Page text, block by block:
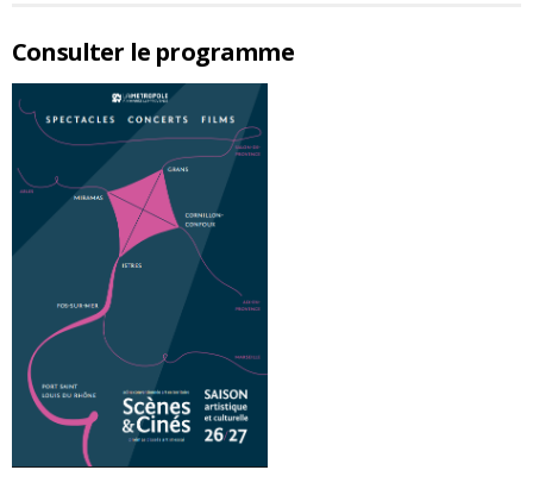
Consulter le programme